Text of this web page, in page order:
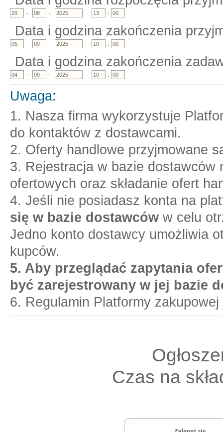
- - :
Data i godzina zakończenia
- - :
Data i godzina zakończenia
- - :
Uwaga:
1. Nasza firma wykorzystuje
do kontaktów z dostawcami.
2. Oferty handlowe przyjmowane
3. Rejestracja w bazie dostawców
ofertowych oraz składanie ofert
4. Jeśli nie posiadasz konta na
się w bazie dostawców w celu
Jedno konto dostawcy umożliwia
kupców.
5. Aby przeglądać zapytania
być zarejestrowany w jej bazie
6. Regulamin Platformy
Czas na